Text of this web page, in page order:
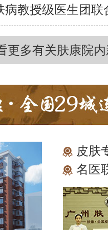
病教授级医生团联
更多有关肤康院
皮肤
名医